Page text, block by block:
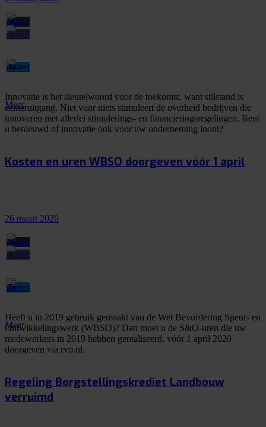
Innovatie is het sleutelwoord voor de toekomst, want stilstand is
achteruitgang. Niet voor niets stimuleert de overheid bedrijven die
innoveren met allerlei stimulerings- en financieringsregelingen. Bent
u benieuwd of innovatie ook voor uw onderneming loont?
Meer
Kosten en uren WBSO doorgeven vóór 1 april
26 maart 2020
Heeft u in 2019 gebruik gemaakt van de Wet Bevordering Speur- en
Ontwikkelingswerk (WBSO)? Dan moet u de S&O-uren die uw
medewerkers in 2019 hebben gerealiseerd, vóór 1 april 2020
doorgeven via rvo.nl.
Meer
Regeling Borgstellingskrediet Landbouw
verruimd